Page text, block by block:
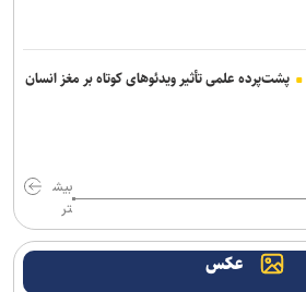
امنیت، دیوار دفاع سایبری خود را تقویت
از هوش مصنوعی در همه بخش‌های پست
۲ با تنظیمات هوشمند تصویر راهی تلویزیون‌های های‌سنس
پشت‌پرده علمی تأثیر ویدئو‌های کوتاه بر مغز انسان
بیش
تر
عکس